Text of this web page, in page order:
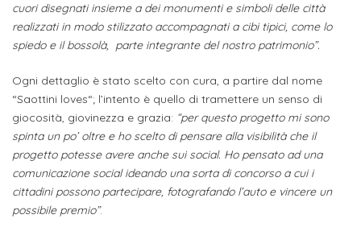
Collaborazioni
Master
ATTIVITÀ
Materie
di
studio
Consulta
Studentesca
SERVIZI
LAVORO
Apprendistato
per
gli
studenti
saloni
dell'orientamento
cuori disegnati insieme a dei monumenti e simboli delle città
realizzati in modo stilizzato accompagnati a cibi tipici, come lo
spiedo e il bossolà, parte integrante del nostro patrimonio”.
Ogni dettaglio è stato scelto con cura, a partire dal nome
“Saottini loves“; l’intento è quello di tramettere un senso di
giocosità, giovinezza e grazia: “per questo progetto mi sono
spinta un po’ oltre e ho scelto di pensare alla visibilità che il
progetto potesse avere anche sui social. Ho pensato ad una
comunicazione social ideando una sorta di concorso a cui i
cittadini possono partecipare, fotografando l’auto e vincere un
possibile premio”.